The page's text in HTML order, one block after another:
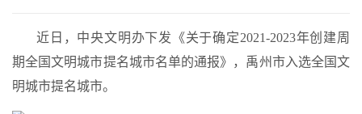
近日，中央文明办下发《关于确定2021-2023年创建周
期全国文明城市提名城市名单的通报》，禹州市入选全国文
明城市提名城市。